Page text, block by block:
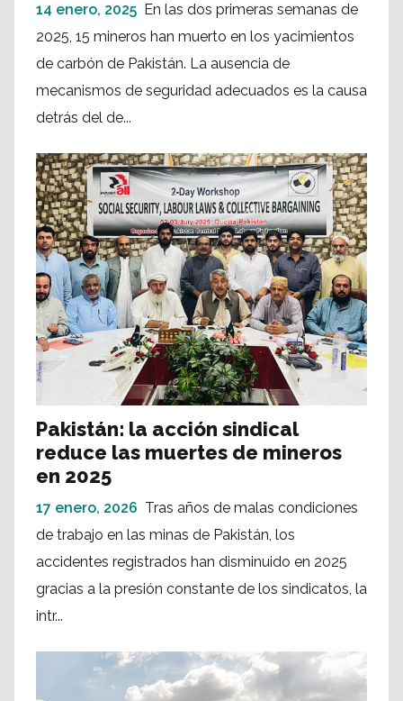
14 enero, 2025 En las dos primeras semanas de
2025, 15 mineros han muerto en los yacimientos
de carbón de Pakistán. La ausencia de
mecanismos de seguridad adecuados es la causa
detrás del de...
Pakistán: la acción sindical
reduce las muertes de mineros
en 2025
17 enero, 2026 Tras años de malas condiciones
de trabajo en las minas de Pakistán, los
accidentes registrados han disminuido en 2025
gracias a la presión constante de los sindicatos, la
intr...